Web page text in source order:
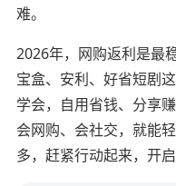
难。
2026年，网购返利是最
宝盒、安利、好省短剧
学会，自用省钱、分享
会网购、会社交，就能
多，赶紧行动起来，开